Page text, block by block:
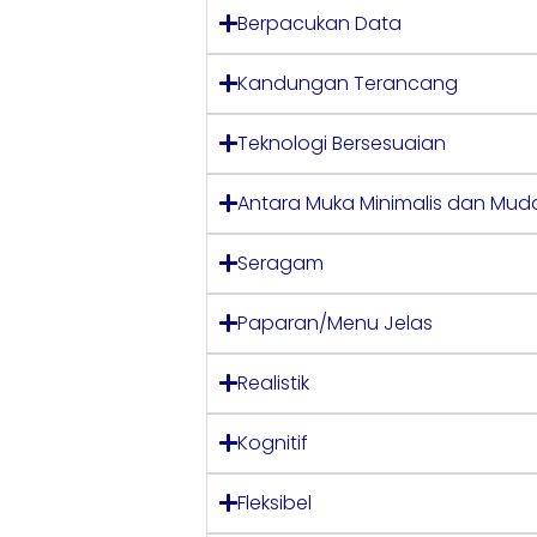
Berpacukan Data
Kandungan Terancang
Teknologi Bersesuaian
Antara Muka Minimalis dan
Seragam
Paparan/Menu Jelas
Realistik
Kognitif
Fleksibel